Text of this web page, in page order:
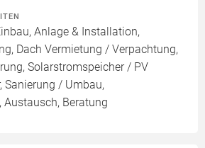
Anlage & Installation,
Dach Vermietung / Verpachtung,
Solarstromspeicher / PV
Sanierung / Umbau,
Austausch, Beratung